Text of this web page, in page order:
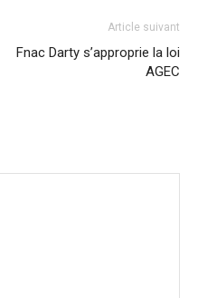
Article suivant
Fnac Darty s’approprie la loi
AGEC